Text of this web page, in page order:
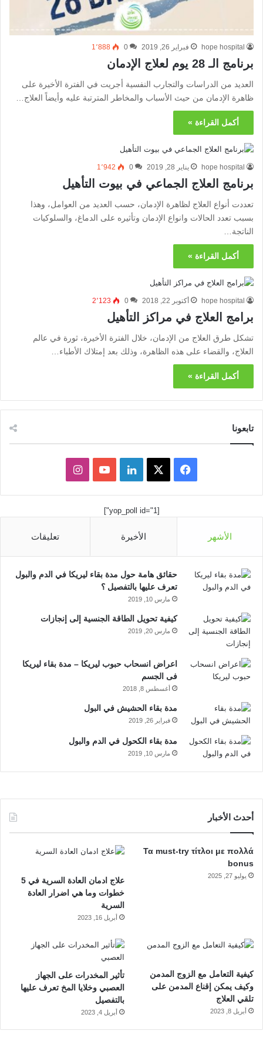
hope hospital فبراير 26, 2019 0 1٬888
برنامج الـ 28 يوم لعلاج الإدمان
العديد من الدراسات والتجارب النفسية أجريت في الفترة الأخيرة على
ظاهرة الإدمان من حيث الأسباب والمخاطر المترتبة عليه وأيضاً العلاج…
أكمل القراءة »
hope hospital يناير 28, 2019 0 1٬942
برنامج العلاج الجماعي في بيوت التأهيل
تعددت أنواع العلاج لظاهرة الإدمان، حسب العديد من العوامل، وهذا
بسبب تعدد الحالات وانواع الإدمان وتأثيره على الدماغ، والسلوكيات
الناتجة…
أكمل القراءة »
hope hospital أكتوبر 22, 2018 0 2٬123
برامج العلاج في مراكز التأهيل
تشكل طرق العلاج من الإدمان، خلال الفترة الأخيرة، ثورة في عالم
العلاج، والقضاء على هذه الظاهرة، وذلك بعد إمتلاك الأطباء…
أكمل القراءة »
تابعونا
ي
س
ك
X
ي
ن
ك
إ
Y
o
ن
س
[yop_poll id="1"]
الأشهر الأخيرة تعليقات
حقائق هامة حول مدة بقاء ليريكا في الدم والبول
تعرف عليها بالتفصيل ؟
مارس 10, 2019
كيفية تحويل الطاقة الجنسية إلى إنجازات
مارس 20, 2019
اعراض انسحاب حبوب ليريكا – مدة بقاء ليريكا
فى الجسم
أغسطس 8, 2018
مدة بقاء الحشيش في البول
فبراير 26, 2019
مدة بقاء الكحول في الدم والبول
مارس 10, 2019
أحدث الأخبار
Τα must-try τίτλοι με πολλά
bonus
يوليو 27, 2025
علاج ادمان العادة السرية في 5
خطوات وما هي اضرار العادة
السرية
أبريل 16, 2023
كيفية التعامل مع الزوج المدمن
وكيف يمكن إقناع المدمن على
تلقي العلاج
أبريل 8, 2023
تأثير المخدرات على الجهاز
العصبي وخلايا المخ تعرف عليها
بالتفصيل
أبريل 4, 2023